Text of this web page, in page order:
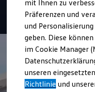
SUV und CUV
Familienautos
Kombis
Kompaktwagen
Sportwagen
Schnell verfügbare
Angebote und
Aktuelle
E-Auto-
Volkswagen
4.8|
mit Ihnen zu
Präferenzen und
und
geben. Diese
im Cookie Manager
unseren
Richtlinie und